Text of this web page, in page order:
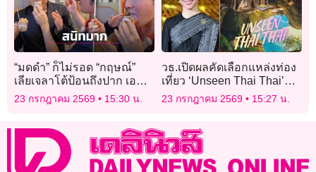
“มดดำ” ก็ไม่รอด “กฤษณ์”
เลียเจลาโต้ป้อนถึงปาก เอฟซี
แห่เมนต์หลากหลายแง่มุม!
23 กรกฎาคม 2569 15:30 น.
วธ.เปิดผลคัดเลือกแหล่งท่อง
เที่ยว ‘Unseen Thai Thai’
เผยเสน่ห์วัฒนธรรม 76
จังหวัด
23 กรกฎาคม 2569 15:27 น.